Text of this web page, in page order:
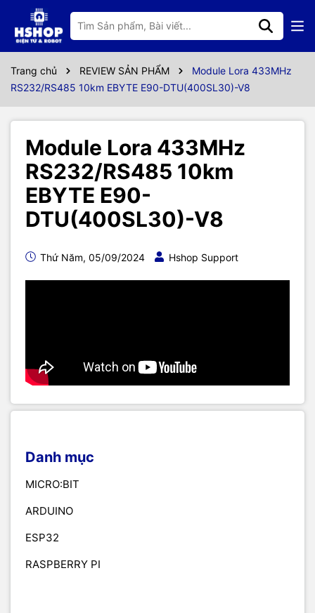
Trang chủ REVIEW SẢN PHẨM
Module Lora 433MHz
RS232/RS485 10km EBYTE E90-DTU(400SL30)-V8
Module Lora 433MHz
RS232/RS485 10km
EBYTE E90-
DTU(400SL30)-V8
Thứ Năm, 05/09/2024 Hshop Support
Danh mục
MICRO:BIT
ARDUINO
ESP32
RASPBERRY PI